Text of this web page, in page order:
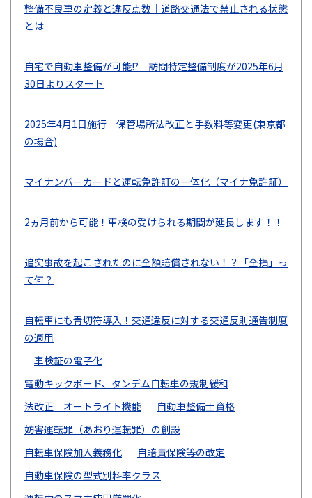
特定商取引に基づく表示
サイトマップ
〒160-0023 東京都新宿区西新宿5-17-4
03-3320-1678
整備不良車の定義と違反点数｜道路交通法で禁止される状態
とは
自宅で自動車整備が可能!? 訪問特定整備制度が2025年6月
30日よりスタート
2025年4月1日施行 保管場所法改正と手数料等変更(東京都
の場合)
マイナンバーカードと運転免許証の一体化（マイナ免許証）
2ヵ月前から可能！車検の受けられる期間が延長します！！
追突事故を起こされたのに全額賠償されない！？「全損」っ
て何？
自転車にも青切符導入！交通違反に対する交通反則通告制度
の適用
車検証の電子化
電動キックボード、タンデム自転車の規制緩和
法改正 オートライト機能
自動車整備士資格
妨害運転罪（あおり運転罪）の創設
自転車保険加入義務化
自賠責保険等の改定
自動車保険の型式別料率クラス